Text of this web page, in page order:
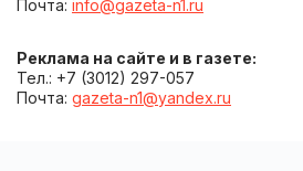
Почта: info@gazeta-n1.ru
Реклама на сайте и в газете:
Тел.: +7 (3012) 297-057
Почта: gazeta-n1@yandex.ru